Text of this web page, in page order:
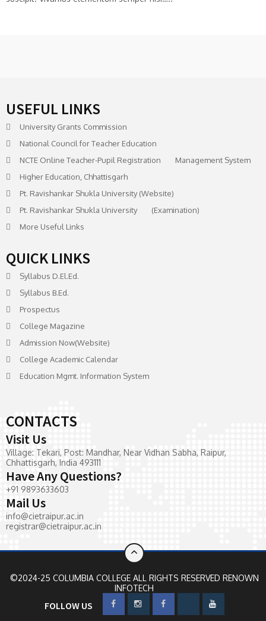
USEFUL LINKS
University Grants Commission
National Council for Teacher Education
NCTE Online Teacher-Pupil Registration Management System
Higher Education, Chhattisgarh
Pt. Ravishankar Shukla University (Website)
Pt. Ravishankar Shukla University (Examination)
More Useful Links
QUICK LINKS
Syllabus D.El.Ed.
Syllabus B.Ed.
Prospectus
College Magazine
Admission Now(Website)
College Academic Calendar
Education Mgmt. Information System
CONTACTS
Visit Us
Village: Tekari, Post: Mandhar, Near Vidhan Sabha, Raipur,
Chhattisgarh, India 493111
Have Any Questions?
+91 9893633603
Mail Us
info@cietraipur.ac.in
registrar@cietraipur.ac.in
©2024-25 COLUMBIA COLLEGE ALL RIGHTS RESERVED RENOWN
INFOTECH
FOLLOW US